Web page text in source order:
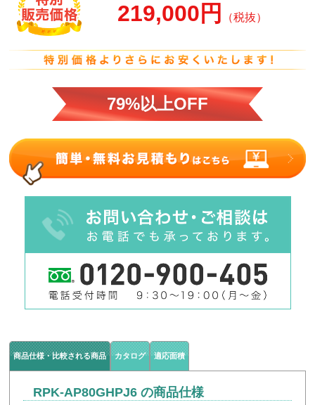
219,000円 （税抜）
79%以上OFF
商品仕様・比較される商品 カタログ 適応面積
RPK-AP80GHPJ6 の商品仕様